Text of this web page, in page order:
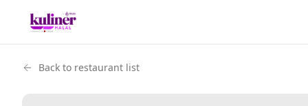
Back to restaurant list